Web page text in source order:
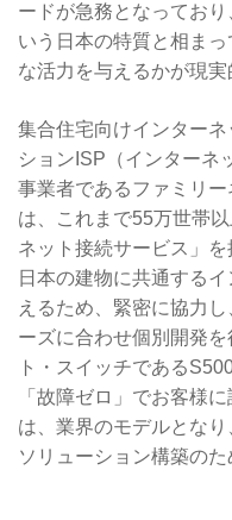
ードが急務となってお
いう日本の特質と相ま
な活力を与えるかが現実
集合住宅向けインター
ションISP（インターネ
事業者であるファミリー
は、これまで55万世帯
ネット接続サービス」
日本の建物に共通する
えるため、緊密に協力
ーズに合わせ個別開発
ト・スイッチである
「故障ゼロ」でお客様
は、業界のモデルとな
ソリューション構築の